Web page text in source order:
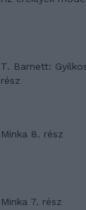
T. Barnett:
rész
Minka 8. rész
Minka 7. rész